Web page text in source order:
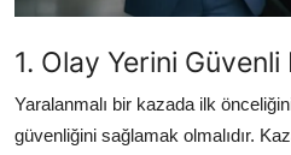
Yağlar & Sıvılar
LPG & Yakıt
Elektrik & Akü
1. Olay Yerini
Yaralanmalı bir kazada ilk
güvenliğini sağlamak olmalıdır.